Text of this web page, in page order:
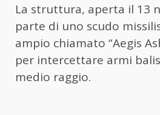
La struttura, aperta il 13
parte di uno scudo
ampio chiamato “Aegis
per intercettare armi
medio raggio.